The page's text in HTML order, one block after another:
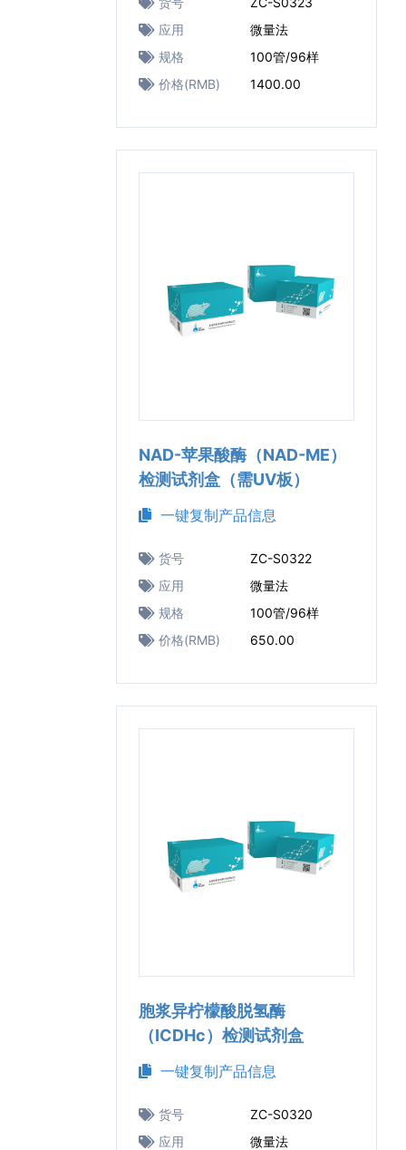
应用
微量法
规格
100管/96样
价格(RMB)
1400.00
NAD-苹果酸酶（NAD-ME）
检测试剂盒（需UV板）
一键复制产品信息
货号
ZC-S0322
应用
微量法
规格
100管/96样
价格(RMB)
650.00
胞浆异柠檬酸脱氢酶
（ICDHc）检测试剂盒
一键复制产品信息
货号
ZC-S0320
应用
微量法